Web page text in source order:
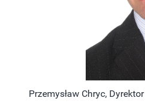
Przemysław Chryc,